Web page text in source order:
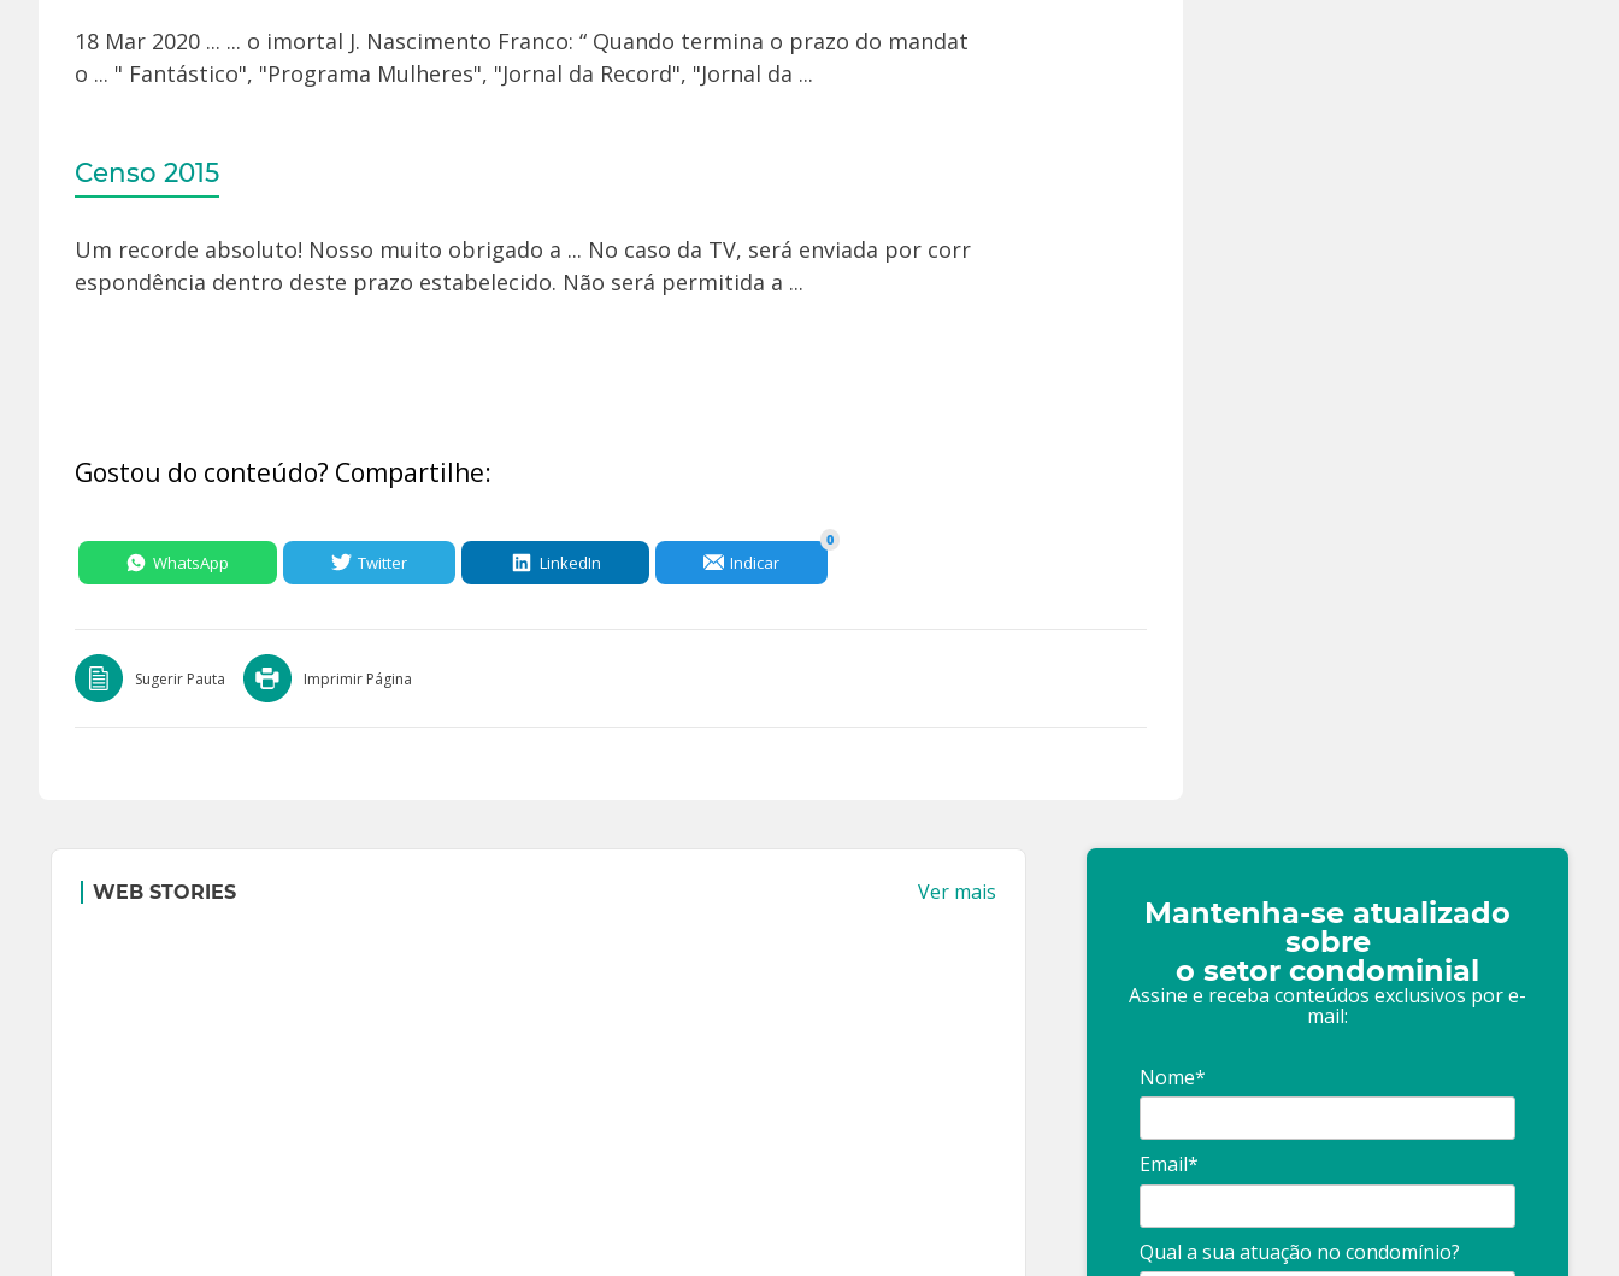
18 Mar 2020 ... ... o imortal J. Nascimento Franco: “ Quando termina o prazo do mandat
o ... " Fantástico", "Programa Mulheres", "Jornal da Record", "Jornal da ...
Censo 2015
Um recorde absoluto! Nosso muito obrigado a ... No caso da TV, será enviada por corr
espondência dentro deste prazo estabelecido. Não será permitida a ...
Gostou do conteúdo? Compartilhe:
WhatsApp Twitter LinkedIn Indicar
0
Sugerir Pauta Imprimir Página
WEB STORIES Ver mais
Mantenha-se atualizado
sobre
o setor condominial
Assine e receba conteúdos exclusivos por e-
mail:
Nome*
Email*
Qual a sua atuação no condomínio?